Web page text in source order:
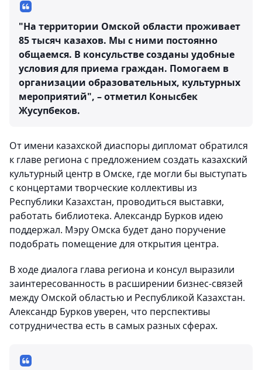
"На территории Омской области проживает
85 тысяч казахов. Мы с ними постоянно
общаемся. В консульстве созданы удобные
условия для приема граждан. Помогаем в
организации образовательных, культурных
мероприятий", – отметил Конысбек
Жусупбеков.
От имени казахской диаспоры дипломат обратился
к главе региона с предложением создать казахский
культурный центр в Омске, где могли бы выступать
с концертами творческие коллективы из
Республики Казахстан, проводиться выставки,
работать библиотека. Александр Бурков идею
поддержал. Мэру Омска будет дано поручение
подобрать помещение для открытия центра.
В ходе диалога глава региона и консул выразили
заинтересованность в расширении бизнес-связей
между Омской областью и Республикой Казахстан.
Александр Бурков уверен, что перспективы
сотрудничества есть в самых разных сферах.